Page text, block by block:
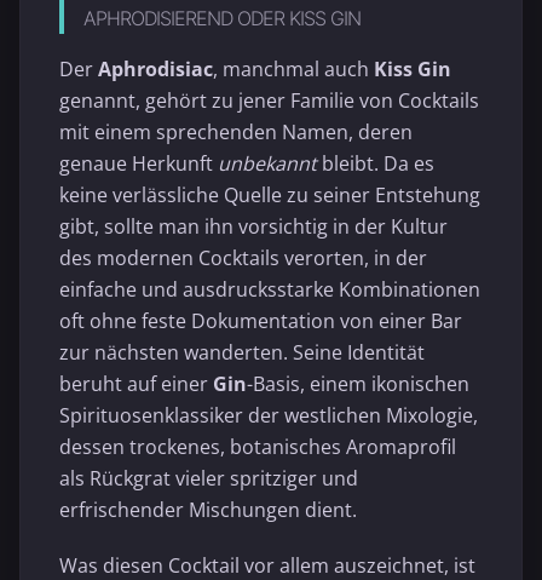
APHRODISIEREND ODER KISS GIN
DerAphrodisiac, manchmal auch Kiss Gin
genannt, gehört zu jener Familie von Cocktails
mit einem sprechenden Namen, deren
genaue Herkunft unbekanntbleibt. Da es
keine verlässliche Quelle zu seiner Entstehung
gibt, sollte man ihn vorsichtig in der Kultur
des modernen Cocktails verorten, in der
einfache und ausdrucksstarke Kombinationen
oft ohne feste Dokumentation von einer Bar
zur nächsten wanderten. Seine Identität
beruht auf einer Gin-Basis, einem ikonischen
Spirituosenklassiker der westlichen Mixologie,
dessen trockenes, botanisches Aromaprofil
als Rückgrat vieler spritziger und
erfrischender Mischungen dient.
Was diesen Cocktail vor allem auszeichnet, ist